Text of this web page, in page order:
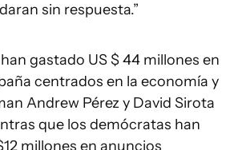
sin respuesta.”
gastado US $ 44 millones en
centrados en la economía y
Andrew Pérez y David Sirota
que los demócratas han
millones en anuncios